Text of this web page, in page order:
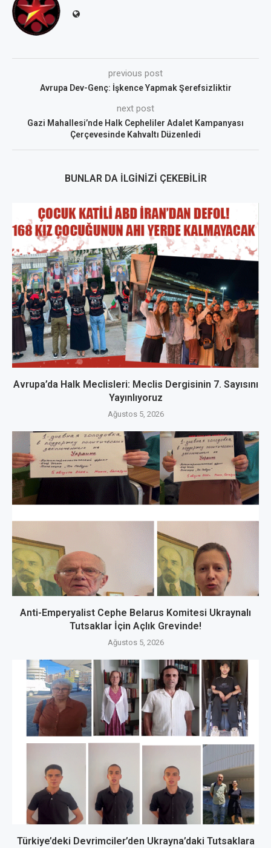
previous post
Avrupa Dev-Genç: İşkence Yapmak Şerefsizliktir
next post
Gazi Mahallesi’nde Halk Cepheliler Adalet Kampanyası
Çerçevesinde Kahvaltı Düzenledi
BUNLAR DA İLGINIZI ÇEKEBILIR
Avrupa’da Halk Meclisleri: Meclis Dergisinin 7. Sayısını
Yayınlıyoruz
Ağustos 5, 2026
Anti-Emperyalist Cephe Belarus Komitesi Ukraynalı
Tutsaklar İçin Açlık Grevinde!
Ağustos 5, 2026
Türkiye’deki Devrimciler’den Ukrayna’daki Tutsaklara